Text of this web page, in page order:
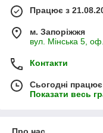
Працює з
м. Запоріжжя
вул. Мінська 5,
Контакти
Сьогодні
Показати весь